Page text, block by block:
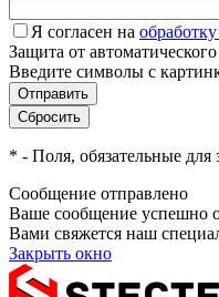
Я согласен на
Защита от
Введите символы с
* - Поля, обязательные для
Сообщение отправлено
Ваше сообщение успешно
Вами свяжется наш
Закрыть окно